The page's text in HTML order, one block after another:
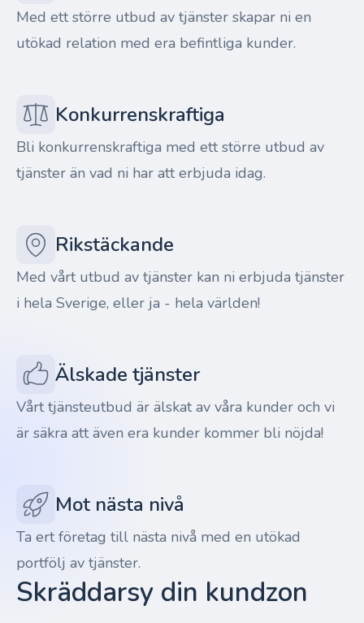
Med ett större utbud av tjänster skapar ni en
utökad relation med era befintliga kunder.
Konkurrenskraftiga
Bli konkurrenskraftiga med ett större utbud av
tjänster än vad ni har att erbjuda idag.
Rikstäckande
Med vårt utbud av tjänster kan ni erbjuda tjänster
i hela Sverige, eller ja - hela världen!
Älskade tjänster
Vårt tjänsteutbud är älskat av våra kunder och vi
är säkra att även era kunder kommer bli nöjda!
Mot nästa nivå
Ta ert företag till nästa nivå med en utökad
portfölj av tjänster.
Skräddarsy din kundzon